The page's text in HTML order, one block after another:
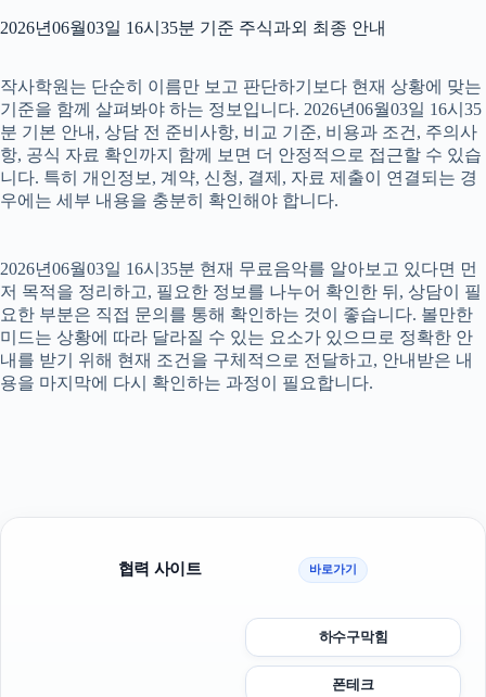
2026년06월03일 16시35분 기준 주식과외 최종 안내
작사학원는 단순히 이름만 보고 판단하기보다 현재 상황에 맞는
기준을 함께 살펴봐야 하는 정보입니다. 2026년06월03일 16시35
분 기본 안내, 상담 전 준비사항, 비교 기준, 비용과 조건, 주의사
항, 공식 자료 확인까지 함께 보면 더 안정적으로 접근할 수 있습
니다. 특히 개인정보, 계약, 신청, 결제, 자료 제출이 연결되는 경
우에는 세부 내용을 충분히 확인해야 합니다.
2026년06월03일 16시35분 현재 무료음악를 알아보고 있다면 먼
저 목적을 정리하고, 필요한 정보를 나누어 확인한 뒤, 상담이 필
요한 부분은 직접 문의를 통해 확인하는 것이 좋습니다. 볼만한
미드는 상황에 따라 달라질 수 있는 요소가 있으므로 정확한 안
내를 받기 위해 현재 조건을 구체적으로 전달하고, 안내받은 내
용을 마지막에 다시 확인하는 과정이 필요합니다.
협력 사이트 바로가기
하수구막힘
폰테크